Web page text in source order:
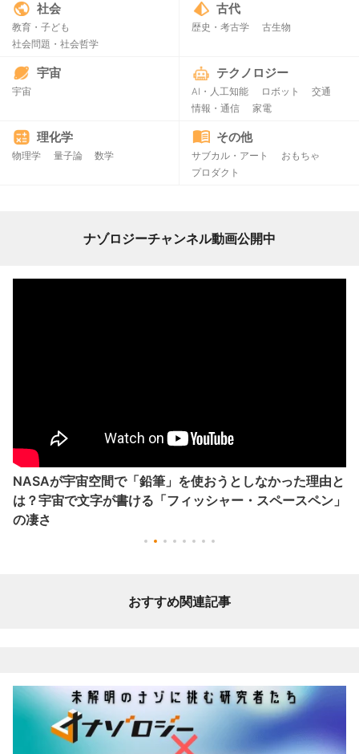
社会
教育・子ども
社会問題・社会哲学
古代
歴史・考古学 古生物
宇宙
宇宙
テクノロジー
AI・人工知能 ロボット
交通
情報・通信
家電
理化学
物理学 量子論 数学
その他
サブカル・アート
おもちゃ
プロダクト
ナゾロジーチャンネル動画公開中
NASAが宇宙空間で「鉛筆」を使おうとしなかった理由と
は？宇宙で文字が書ける「フィッシャー・スペースペン」
の凄さ
おすすめ関連記事